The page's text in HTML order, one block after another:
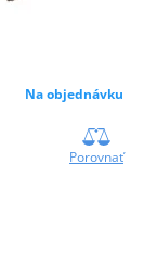
Na objednávku
Porovnať